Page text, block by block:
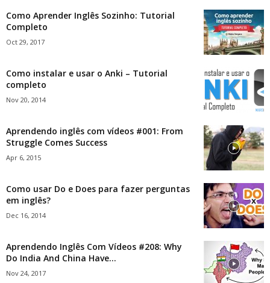
Como Aprender Inglês Sozinho: Tutorial
Completo
Oct 29, 2017
Como instalar e usar o Anki – Tutorial
completo
Nov 20, 2014
Aprendendo inglês com vídeos #001: From
Struggle Comes Success
Apr 6, 2015
Como usar Do e Does para fazer perguntas
em inglês?
Dec 16, 2014
Aprendendo Inglês Com Vídeos #208: Why
Do India And China Have...
Nov 24, 2017